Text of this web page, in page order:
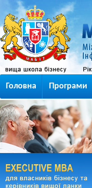
Головна Програми